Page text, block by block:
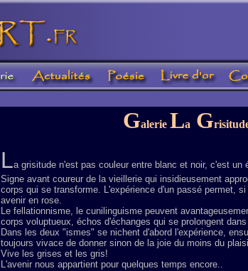
Galerie La G
La grisitude n'est pas couleur entre blanc et noir, c'est un
Signe avant coureur de la vieillerie qui insidieusement
corps qui se transforme. L'expérience d'un passé permet,
avenir en rose.
Le fellationnisme, le cunilinguisme peuvent
corps voluptueux, échos d'échanges qui se prolongent
Dans les deux "ismes" se nichent d'abord l'expérience,
toujours vivace de donner sinon de la joie du moins du
Vive les grises et les gris!
L'avenir nous appartient pour quelques temps encore..